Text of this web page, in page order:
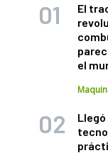
El
el